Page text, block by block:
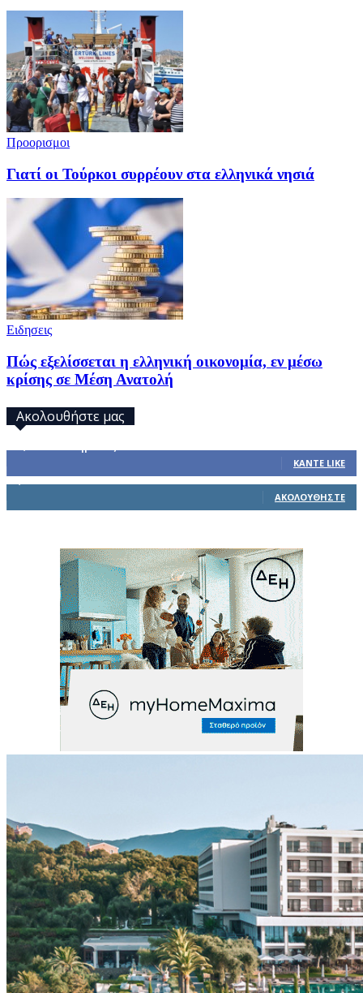
Προορισμοι
Γιατί οι Τούρκοι συρρέουν στα ελληνικά νησιά
Ειδησεις
Πώς εξελίσσεται η ελληνική οικονομία, εν μέσω
κρίσης σε Μέση Ανατολή
Ακολουθήστε μας
ΚΆΝΤΕ LIKE
ΑΚΟΛΟΥΘΉΣΤΕ